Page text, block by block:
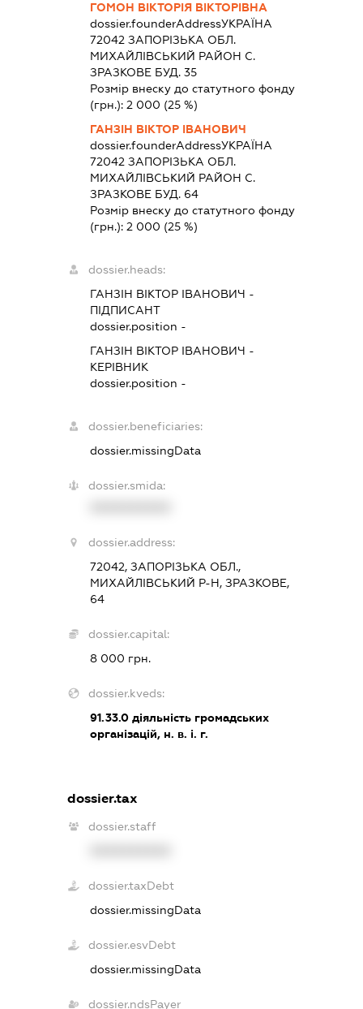
ГОМОН ВІКТОРІЯ ВІКТОРІВНА
dossier.founderAddressУКРАЇНА
72042 ЗАПОРIЗЬКА ОБЛ.
МИХАЙЛIВСЬКИЙ РАЙОН С.
ЗРАЗКОВЕ БУД. 35
Розмір внеску до статутного фонду
(грн.):2 000 (25 %)
ГАНЗІН ВІКТОР ІВАНОВИЧ
dossier.founderAddressУКРАЇНА
72042 ЗАПОРIЗЬКА ОБЛ.
МИХАЙЛIВСЬКИЙ РАЙОН С.
ЗРАЗКОВЕ БУД. 64
Розмір внеску до статутного фонду
(грн.):2 000 (25 %)
dossier.heads:
ГАНЗІН ВІКТОР ІВАНОВИЧ -
ПІДПИСАНТ
dossier.position -
ГАНЗІН ВІКТОР ІВАНОВИЧ -
КЕРІВНИК
dossier.position -
dossier.beneficiaries:
dossier.missingData
dossier.smida:
dossier.address:
72042, ЗАПОРІЗЬКА ОБЛ.,
МИХАЙЛІВСЬКИЙ Р-Н, ЗРАЗКОВЕ,
64
dossier.capital:
8 000 грн.
dossier.kveds:
91.33.0 діяльність громадських
організацій, н. в. і. г.
dossier.tax
dossier.staff
dossier.taxDebt
dossier.missingData
dossier.esvDebt
dossier.missingData
dossier.ndsPayer